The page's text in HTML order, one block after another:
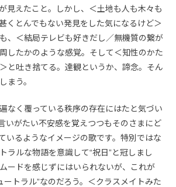
見えたこと。しかし、＜土地も人も木々も
くとんでもない発見をした気になるけど＞
、＜結局テレビも好きだし／無機質の繋が
したかのような感覚。そして＜知性のかた
と吐き捨てる。達観というか、諦念。そん
まう。
なく覆っている秩序の存在にはたと気づい
いがたい不安感を覚えつつもそのさまにど
いるようなイメージの歌です。特別ではな
ラルな物語を意識して“祝日”と冠しまし
ードを感じずにはいられないが、これが
ートラル”なのだろう。＜クラスメイトみた